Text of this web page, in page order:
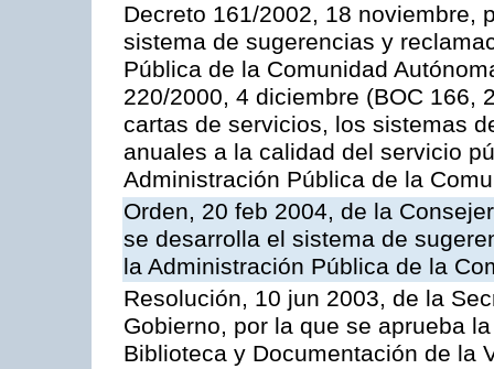
Decreto 161/2002, 18 noviembre,
sistema de sugerencias y
Pública de la Comunidad
220/2000, 4 diciembre (BOC 166,
cartas de servicios, los sistemas
anuales a la calidad del servicio
Administración Pública de la
Orden, 20 feb 2004, de la
se desarrolla el sistema de
la Administración Pública de la
Resolución, 10 jun 2003, de la
Gobierno, por la que se aprueba
Biblioteca y Documentación de la